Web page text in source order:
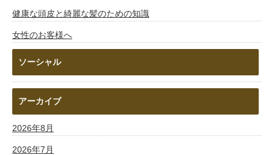
健康な頭皮と綺麗な髪のための知識
女性のお客様へ
ソーシャル
アーカイブ
2026年8月
2026年7月